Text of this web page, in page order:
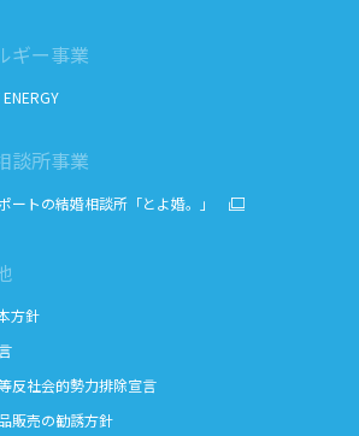
ギー事業
談所事業
ートの結婚相談所「とよ婚。」
方針
反社会的勢力排除宣言
販売の勧誘方針